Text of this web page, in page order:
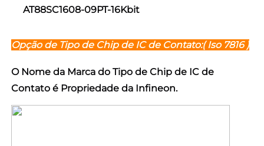
AT88SC1608-09PT-16Kbit
Opção de Tipo de Chip de IC de Contato:( Iso 7816 )
O Nome da Marca do Tipo de Chip de IC de
Contato é Propriedade da Infineon.